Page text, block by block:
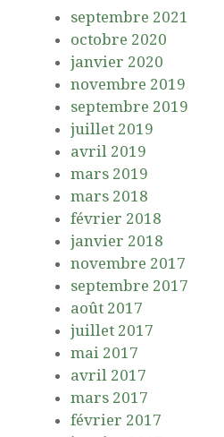
septembre 2021
octobre 2020
janvier 2020
novembre 2019
septembre 2019
juillet 2019
avril 2019
mars 2019
mars 2018
février 2018
janvier 2018
novembre 2017
septembre 2017
août 2017
juillet 2017
mai 2017
avril 2017
mars 2017
février 2017